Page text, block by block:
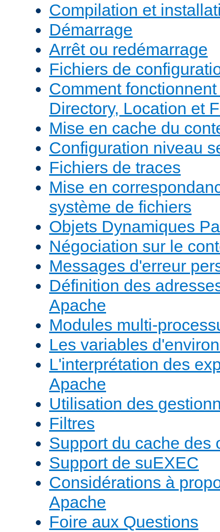
Compilation et
Démarrage
Arrêt ou redémarrage
Fichiers de
Comment
Directory, Location et
Mise en cache du
Configuration niveau
Fichiers de traces
Mise en
système de fichiers
Objets Dynamiques
Négociation sur le
Messages d'erreur
Définition des
Apache
Modules multi-
Les variables
L'interprétation des
Apache
Utilisation des
Filtres
Support du cache des
Support de suEXEC
Considérations à
Apache
Foire aux Questions